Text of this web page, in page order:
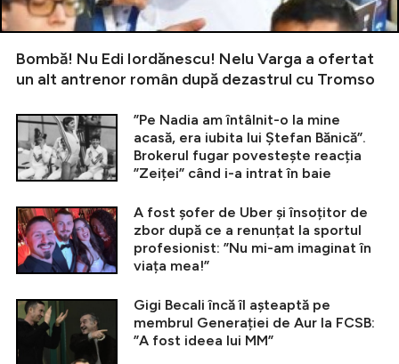
Bombă! Nu Edi Iordănescu! Nelu Varga a ofertat
un alt antrenor român după dezastrul cu Tromso
”Pe Nadia am întâlnit-o la mine
acasă, era iubita lui Ștefan Bănică”.
Brokerul fugar povestește reacția
”Zeiței” când i-a intrat în baie
A fost șofer de Uber și însoțitor de
zbor după ce a renunțat la sportul
profesionist: ”Nu mi-am imaginat în
viața mea!”
Gigi Becali încă îl așteaptă pe
membrul Generației de Aur la FCSB:
”A fost ideea lui MM”